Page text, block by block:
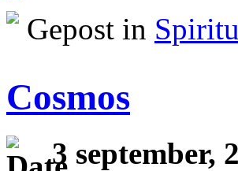
Gepost in
Cosmos
3 september,